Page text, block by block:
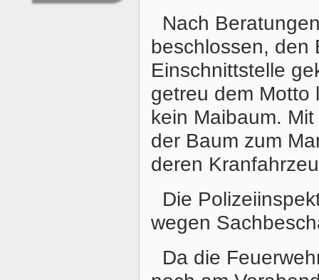
Nach
beschlossen, den
Einschnittstelle
getreu dem Motto
kein Maibaum.
der Baum zum
deren
Die
wegen
Da die